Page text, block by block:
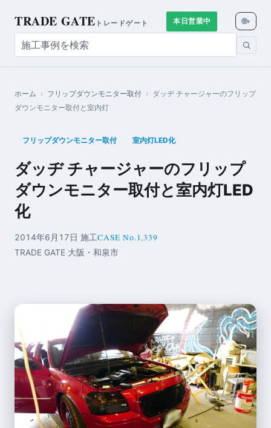
TRADE GATE トレードゲート 本日営業中 🌐▾
ホーム › フリップダウンモニター取付 › ダッヂ チャージャーのフリップ
ダウンモニター取付と室内灯
フリップダウンモニター取付 室内灯LED化
ダッヂ チャージャーのフリップ
ダウンモニター取付と室内灯LED
化
2014年6月17日 施工CASE No.1,339
TRADE GATE 大阪・和泉市